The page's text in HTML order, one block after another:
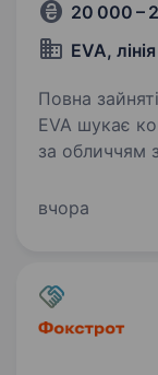
20 000 –
EVA,
Повна
EVA шукає
за обличчям
Чекаємо в
вчора